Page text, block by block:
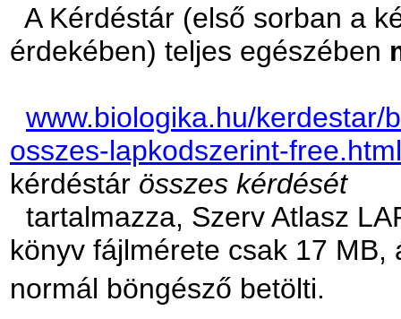
A Kérdéstár (első sorban a
érdekében) teljes egészében
www.biologika.hu/kerdestar/
osszes-lapkodszerint-free.html
kérdéstár összes kérdését
tartalmazza, Szerv Atlasz
könyv fájlmérete csak 17
normál böngésző betölti.